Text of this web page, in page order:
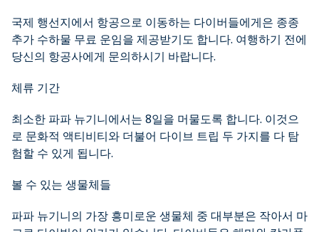
국제 행선지에서 항공으로 이동하는 다이버들에게은 종종
추가 수하물 무료 운임을 제공받기도 합니다. 여행하기 전에
당신의 항공사에게 문의하시기 바랍니다.
체류 기간
최소한 파파 뉴기니에서는 8일을 머물도록 합니다. 이것으
로 문화적 액티비티와 더불어 다이브 트립 두 가지를 다 탐
험할 수 있게 됩니다.
볼 수 있는 생물체들
파파 뉴기니의 가장 흥미로운 생물체 중 대부분은 작아서 마